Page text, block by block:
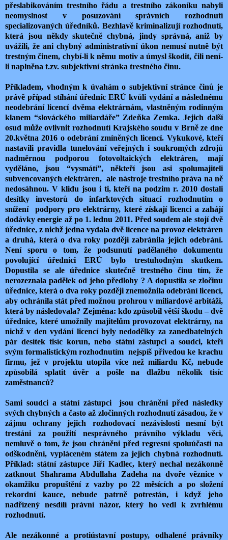
přeslabikováním trestního řádu a trestního zákoníku nabyli
neomyslnost v posuzování správních rozhodnutí
specializovaných úředníků. Bezhlavě kriminalizují rozhodnutí,
která jsou někdy skutečně chybná, jindy správná, aniž by
uvážili, že ani chybný administrativní úkon nemusí nutně být
trestným činem, chybí-li k němu motiv a úmysl škodit, čili není-
li naplněna t.zv. subjektivní stránka trestného činu.
Příkladem, vhodným k úvahám o subjektivní stránce činů je
právě případ stíhání úředníc ERÚ kvůli vydání a následnému
neodebrání licencí dvěma elektrárnám, vlastněným rodinným
klanem “slováckého miliardáře” Zdeňka Zemka. Jejich další
osud může ovlivnit rozhodnutí Krajského soudu v Brně ze dne
20.května 2016 o odebrání zmíněných licencí. Vykukové, kteří
nastavili pravidla tunelování veřejných i soukromých zdrojů
nadměrnou podporou fotovoltaických elektráren, mají
vyděláno, jsou “vysmátí”, někteří jsou asi spolumajiteli
subvencovaných elektráren, ale nástroje trestního práva na ně
nedosáhnou. V klidu jsou i ti, kteří na podzim r. 2010 dostali
desítky investorů do infarktových situací rozhodnutím o
snížení podpory pro elektrárny, které získají licenci a zahájí
dodávky energie až po 1. lednu 2011. Před soudem ale stojí dvě
úřednice, z nichž jedna vydala dvě licence na provoz elektráren
a druhá, která o dva roky později zabránila jejich odebrání.
Není sporu o tom, že podsunutí padělaného dokumentu
povolující úřednici ERÚ bylo trestuhodným skutkem.
Dopustila se ale úřednice skutečně trestného činu tím, že
nerozeznala padělek od jeho předlohy ? A dopustila se zločinu
úřednice, která o dva roky později znemožnila odebrání licencí,
aby ochránila stát před možnou prohrou v miliardové arbitáži,
která by následovala? Zejména: kdo způsobil větší škodu – dvě
úřednice, které umožnily majitelům provozovat elektrárny, na
nichž v den vydání licencí byly nedodělky za zanedbatelných
pár desítek tisíc korun, nebo státní zástupci a soudci, kteří
svým formalistickým rozhodnutím nejspíš přivedou ke krachu
firmu, jež v projektu utopila více než miliardu Kč, nebude
způsobilá splatit úvěr a pošle na dlažbu několik tisíc
zaměstnanců?
Sami soudci a státní zástupci jsou chráněni před následky
svých chybných a často až zločinných rozhodnutí zásadou, že v
zájmu ochrany jejich rozhodovací nezávislosti nesmí být
trestáni za použití nesprávného právního výkladu věci,
nemluvě o tom, že jsou chráněni před regresní spoluúčastí na
odškodnění, vypláceném státem za jejich chybná rozhodnutí.
Příklad: státní zástupce Jiří Kadlec, který nechal nezákonně
zatknout Shahrama Abdullaha Zadeha na dvoře věznice v
okamžiku propuštění z vazby po 22 měsících a po složení
rekordní kauce, nebude patrně potrestán, i když jeho
nadřízený nesdílí právní názor, který ho vedl k zvrhlému
rozhodnutí.
Ale nezákonné a protiústavní postupy, odhalené právníky